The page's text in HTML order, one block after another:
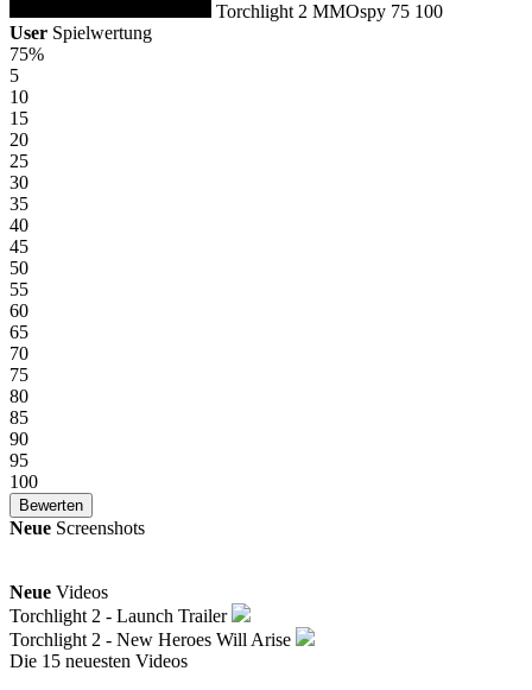
Torchlight 2 MMOspy 75 100
User Spielwertung
75%
5
10
15
20
25
30
35
40
45
50
55
60
65
70
75
80
85
90
95
100
Neue Screenshots
Neue Videos
Torchlight 2 - Launch Trailer
Torchlight 2 - New Heroes Will Arise
Die 15 neuesten Videos